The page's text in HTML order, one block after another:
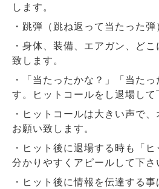
します。
・跳弾（跳ね返って当たった弾
・身体、装備、エアガン、ど
致します。
・「当たったかな？」「当た
す。ヒットコールをし退場して
・ヒットコールは大きい声で
お願い致します。
・ヒット後に退場する時も「
分かりやすくアピールして下さ
・ヒット後に情報を伝達する事